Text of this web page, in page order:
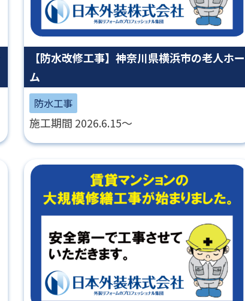
【防水改修工事】神奈川県横浜市の老人ホー
ム
防水工事
施工期間 2026.6.15～